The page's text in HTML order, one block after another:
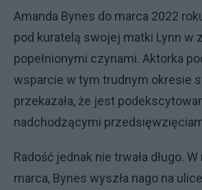
Amanda Bynes do marca 2022
pod kuratelą swojej matki Lynn w
popełnionymi czynami. Aktorka
wsparcie w tym trudnym okresie
przekazała, że jest
nadchodzącymi
Radość jednak nie trwała długo.
marca, Bynes wyszła nago na